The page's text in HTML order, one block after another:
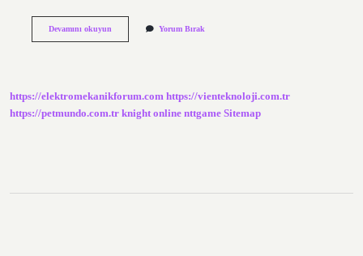
Devamını okuyunArafat
Yorum Bırak
https://elektromekanikforum.com https://vienteknoloji.com.tr
https://petmundo.com.tr knight online nttgame Sitemap